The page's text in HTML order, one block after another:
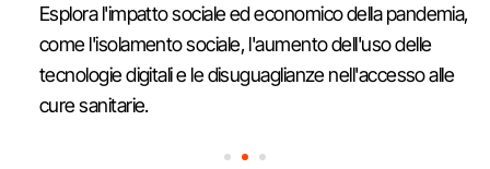
Esplora l'impatto sociale ed economico della pandemia,
come l'isolamento sociale, l'aumento dell'uso delle
tecnologie digitali e le disuguaglianze nell'accesso alle
cure sanitarie.